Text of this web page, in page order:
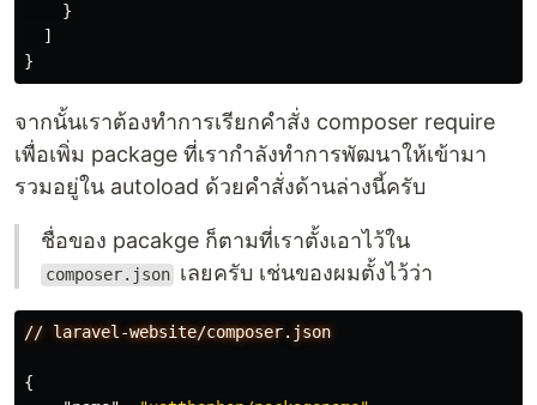
}
]
}
จากนั้นเราต้องทำการเรียกคำสั่ง composer require
เพื่อเพิ่ม package ที่เรากำลังทำการพัฒนาให้เข้ามา
รวมอยู่ใน autoload ด้วยคำสั่งด้านล่างนี้ครับ
ชื่อของ pacakge ก็ตามที่เราตั้งเอาไว้ใน
composer.json เลยครับ เช่นของผมตั้งไว้ว่า
// laravel-website/composer.json
{